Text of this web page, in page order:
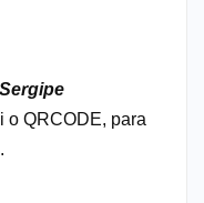
o QRCODE, para